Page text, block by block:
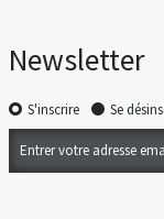
Newsletter
S'inscrire Se